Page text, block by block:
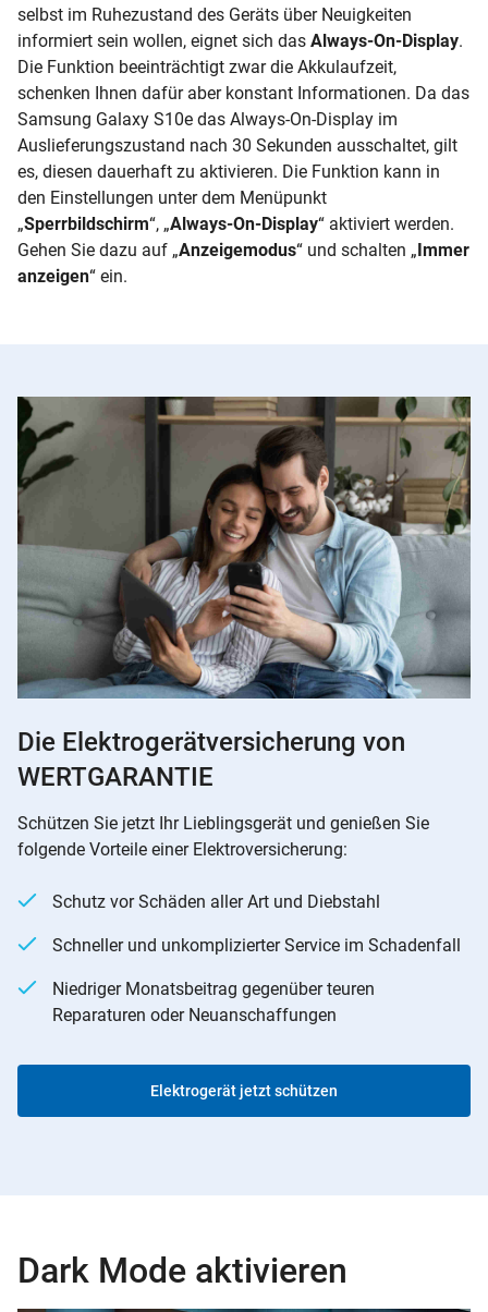
selbst im Ruhezustand des Geräts über Neuigkeiten
informiert sein wollen, eignet sich das Always-On-Display.
Die Funktion beeinträchtigt zwar die Akkulaufzeit,
schenken Ihnen dafür aber konstant Informationen. Da das
Samsung Galaxy S10e das Always-On-Display im
Auslieferungszustand nach 30 Sekunden ausschaltet, gilt
es, diesen dauerhaft zu aktivieren. Die Funktion kann in
den Einstellungen unter dem Menüpunkt
„Sperrbildschirm“, „Always-On-Display“ aktiviert werden.
Gehen Sie dazu auf „Anzeigemodus“ und schalten „Immer
anzeigen“ ein.
Die Elektrogerätversicherung von
WERTGARANTIE
Schützen Sie jetzt Ihr Lieblingsgerät und genießen Sie
folgende Vorteile einer Elektroversicherung:
Schutz vor Schäden aller Art und Diebstahl
Schneller und unkomplizierter Service im Schadenfall
Niedriger Monatsbeitrag gegenüber teuren
Reparaturen oder Neuanschaffungen
Elektrogerät jetzt schützen
Dark Mode aktivieren